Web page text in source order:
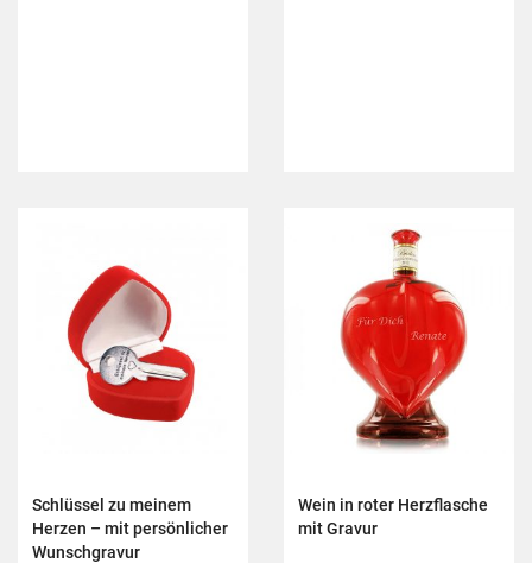
Schlüssel zu meinem
Herzen – mit persönlicher
Wunschgravur
Wein in roter Herzflasche
mit Gravur